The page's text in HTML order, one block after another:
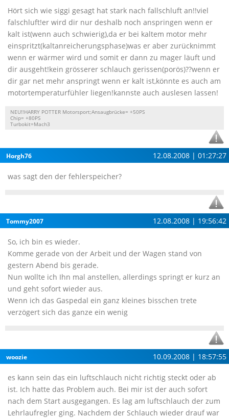
Hört sich wie siggi gesagt hat stark nach fallschluft an!!viel
falschluft!er wird dir nur deshalb noch anspringen wenn er
kalt ist(wenn auch schwierig),da er bei kaltem motor mehr
einspritzt(kaltanreicherungsphase)was er aber zurücknimmt
wenn er wärmer wird und somit er dann zu mager läuft und
dir ausgeht!kein grösserer schlauch gerissen(porös)??wenn er
dir gar net mehr anspringt wenn er kalt ist,könnte es auch am
motortemperaturfühler liegen!kannste auch auslesen lassen!
NEU!!HARRY POTTER Motorsport;Ansaugbrücke= +50PS
Chip= +80PS
Turbokit=Mach3
Horgh76 12.08.2008 | 01:27:27
was sagt den der fehlerspeicher?
Tommy2007 12.08.2008 | 19:56:42
So, ich bin es wieder.
Komme gerade von der Arbeit und der Wagen stand von
gestern Abend bis gerade.
Nun wollte ich Ihn mal anstellen, allerdings springt er kurz an
und geht sofort wieder aus.
Wenn ich das Gaspedal ein ganz kleines bisschen trete
verzögert sich das ganze ein wenig
woozie 10.09.2008 | 18:57:55
es kann sein das ein luftschlauch nicht richtig steckt oder ab
ist. Ich hatte das Problem auch. Bei mir ist der auch sofort
nach dem Start ausgegangen. Es lag am luftschlauch der zum
Lehrlaufregler ging. Nachdem der Schlauch wieder drauf war